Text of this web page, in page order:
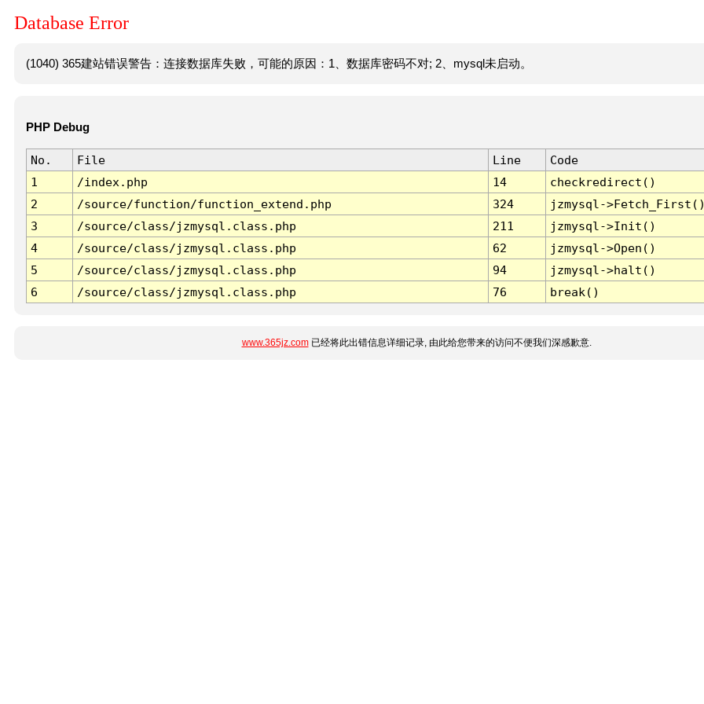
Database Error
(1040) 365建站错误警告：连接数据库失败，可能的原因：1、数据库密码不对; 2、mysql未启动。
PHP Debug
No. File Line
Code
1
/index.php 14
checkredirect()
2
/source/function/function_extend.php 324
jzmysql-
3
/source/class/jzmysql.class.php 211
jzmysql->Init()
4
/source/class/jzmysql.class.php 62
jzmysql->Open()
5
/source/class/jzmysql.class.php 94
jzmysql->halt()
6
/source/class/jzmysql.class.php 76 break()
www.365jz.com已经将此出错信息详细记录, 由此给您带来的访问不便我们深感歉意.